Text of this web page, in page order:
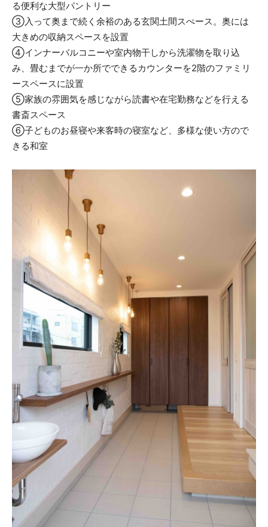
る便利な大型パントリー
③入って奥まで続く余裕のある玄関土間スぺース。奥には
大きめの収納スペースを設置
④インナーバルコニーや室内物干しから洗濯物を取り込
み、畳むまでが一か所でできるカウンターを2階のファミリ
ースペースに設置
⑤家族の雰囲気を感じながら読書や在宅勤務などを行える
書斎スペース
⑥子どものお昼寝や来客時の寝室など、多様な使い方ので
きる和室